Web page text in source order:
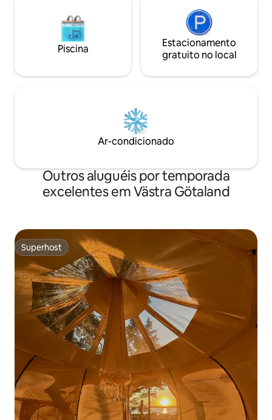
Piscina
Estacionamento
gratuito no local
Ar-condicionado
Outros aluguéis por temporada
excelentes em Västra Götaland
Superhost
Superhost